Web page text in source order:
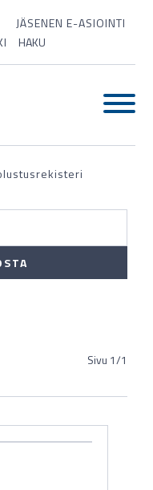
JÄSENEN E-ASIOINTI
HAKU
Sivu 1/1